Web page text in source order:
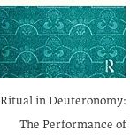
Ritual in Deuteronomy:
The Performance of